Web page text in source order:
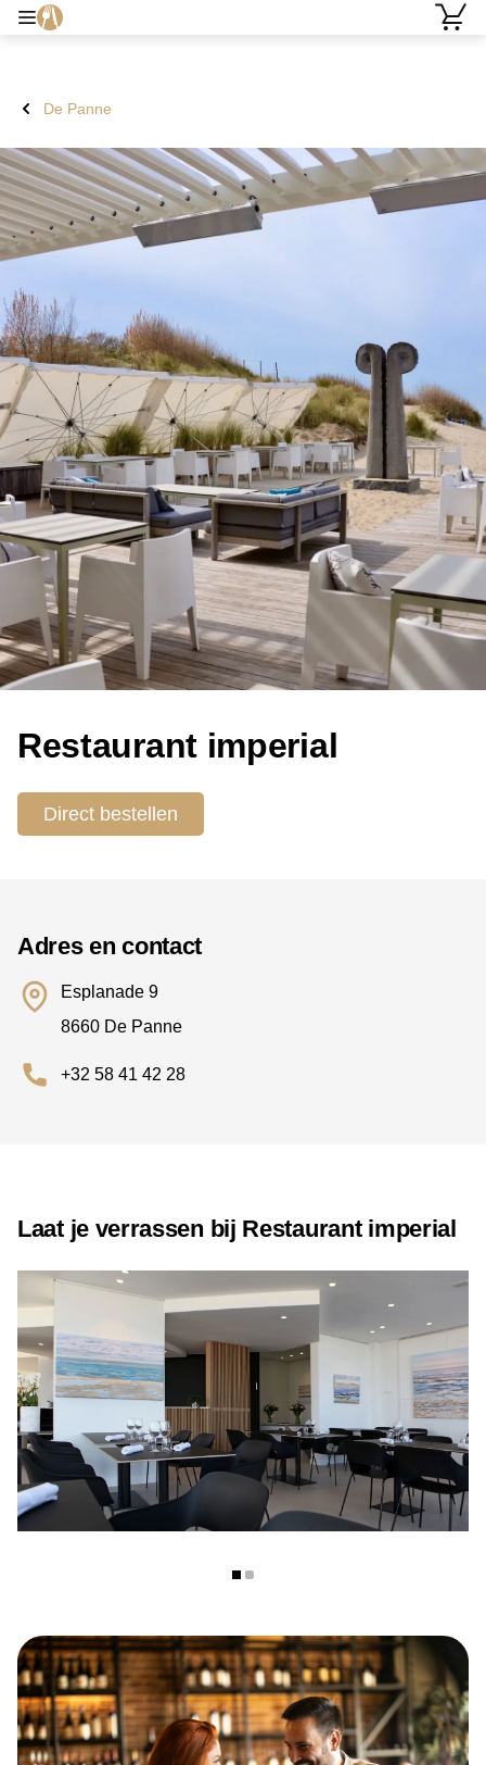
De Panne
Restaurant imperial
Direct bestellen
Adres en contact
Esplanade 9
8660 De Panne
+32 58 41 42 28
Laat je verrassen bij Restaurant imperial